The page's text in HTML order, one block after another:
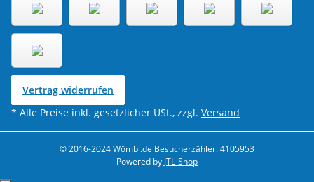
Vertrag widerrufen
* Alle Preise inkl. gesetzlicher USt., zzgl. Versand
© 2016-2024 Wömbi.de Besucherzähler: 4105953
Powered by JTL-Shop